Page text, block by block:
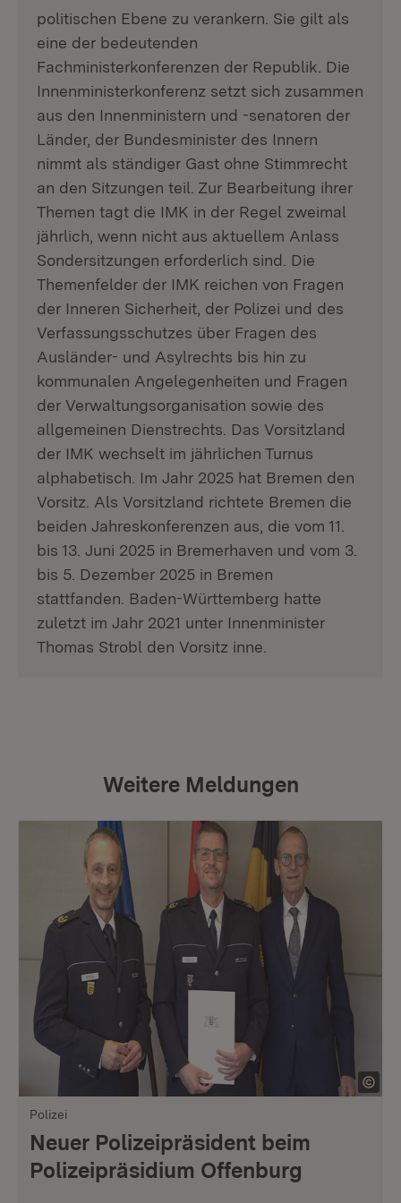
politischen Ebene zu verankern. Sie gilt als
eine der bedeutenden
Fachministerkonferenzen der Republik. Die
Innenministerkonferenz setzt sich zusammen
aus den Innenministern und -senatoren der
Länder, der Bundesminister des Innern
nimmt als ständiger Gast ohne Stimmrecht
an den Sitzungen teil. Zur Bearbeitung ihrer
Themen tagt die IMK in der Regel zweimal
jährlich, wenn nicht aus aktuellem Anlass
Sondersitzungen erforderlich sind. Die
Themenfelder der IMK reichen von Fragen
der Inneren Sicherheit, der Polizei und des
Verfassungsschutzes über Fragen des
Ausländer- und Asylrechts bis hin zu
kommunalen Angelegenheiten und Fragen
der Verwaltungsorganisation sowie des
allgemeinen Dienstrechts. Das Vorsitzland
der IMK wechselt im jährlichen Turnus
alphabetisch. Im Jahr 2025 hat Bremen den
Vorsitz. Als Vorsitzland richtete Bremen die
beiden Jahreskonferenzen aus, die vom 11.
bis 13. Juni 2025 in Bremerhaven und vom 3.
bis 5. Dezember 2025 in Bremen
stattfanden. Baden-Württemberg hatte
zuletzt im Jahr 2021 unter Innenminister
Thomas Strobl den Vorsitz inne.
Weitere Meldungen
Polizei
Neuer Polizeipräsident beim
Polizeipräsidium Offenburg